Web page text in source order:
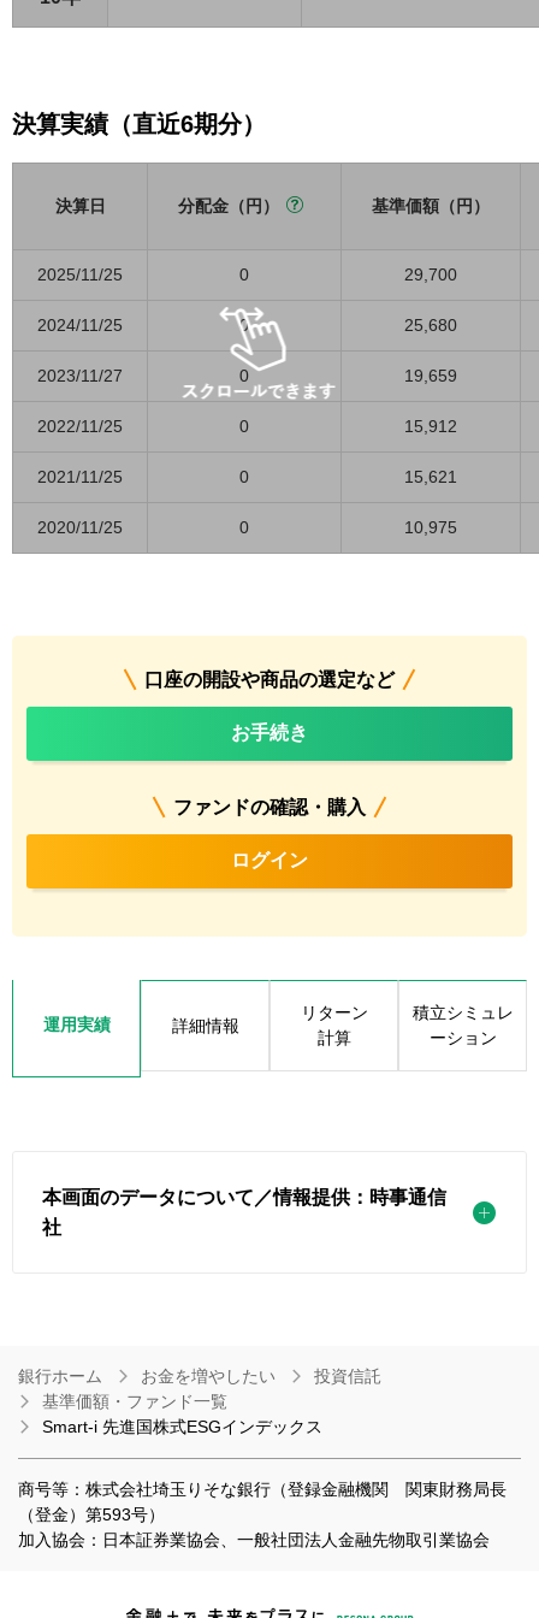
決算実績（直近6期分）
決算日 分配金（円） 基準価額（円）
2025/11/25 0 29,700
2024/11/25 0 25,680
2023/11/27 0 19,659
2022/11/25 0 15,912
2021/11/25 0 15,621
2020/11/25 0 10,975
口座の開設や商品の選定など
お手続き
ファンドの確認・購入
ログイン
運用実績 詳細情報
リターン
計算
積立シミュレ
ーション
本画面のデータについて／情報提供：時事通信
社
銀行ホーム お金を増やしたい
投資信託
基準価額・ファンド一覧
Smart-i 先進国株式ESGインデックス
商号等：株式会社埼玉りそな銀行（登録金融機関 関東財務局長
（登金）第593号）
加入協会：日本証券業協会、一般社団法人金融先物取引業協会